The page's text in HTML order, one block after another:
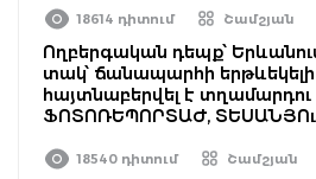
18614 դիտում Շամշյան
Ողբերգական դեպք՝
տակ՝ ճանապարհի երթևեկելի
հայտնաբերվել է տղամարդու
ՖՈՏՈՌԵՊՈՐՏԱԺ,
18540 դիտում Շամշյան